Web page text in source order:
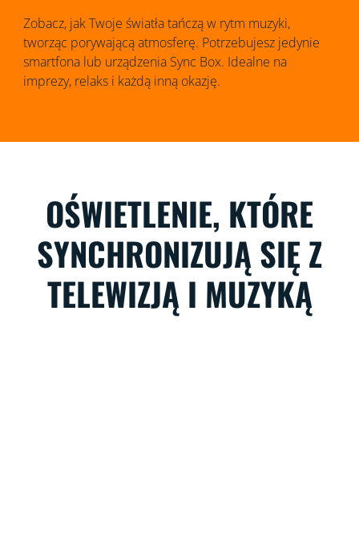
Zobacz, jak Twoje światła tańczą w rytm muzyki,
tworząc porywającą atmosferę. Potrzebujesz jedynie
smartfona lub urządzenia Sync Box. Idealne na
imprezy, relaks i każdą inną okazję.
OŚWIETLENIE, KTÓRE
SYNCHRONIZUJĄ SIĘ Z
TELEWIZJĄ I MUZYKĄ